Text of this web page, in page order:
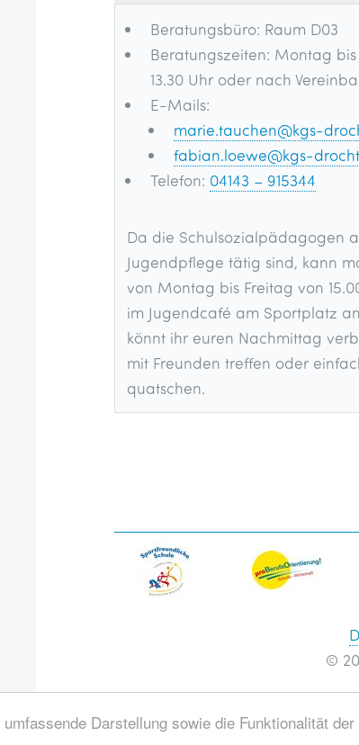
Darstellung sowie die Funktionalität
Beratungsbüro: Raum D03
Beratungszeiten: Montag bis
13.30 Uhr oder nach
E-Mails:
marie.tauchen@kgs-
fabian.loewe@kgs-
Telefon: 04143 – 915344
Da die Schulsozialpädagogen
Jugendpflege tätig sind, kann
von Montag bis Freitag von
im Jugendcafé am Sportplatz
könnt ihr euren Nachmittag
mit Freunden treffen oder
quatschen.
©